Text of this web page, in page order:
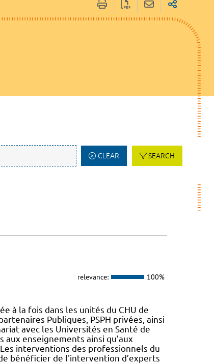
CLEAR SEARCH
relevance: 100%
à la fois dans les unités du CHU de
Publiques, PSPH privées, ainsi
avec les Universités en Santé de
enseignements ainsi qu’aux
interventions des professionnels du
bénéficier de l'intervention d’experts